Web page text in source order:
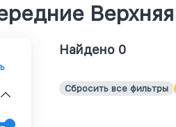
Верхняя
Найдено 0
Сбросить все фильтры